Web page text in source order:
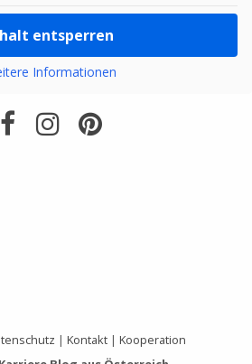
entsperren
Informationen
| Kontakt | Kooperation